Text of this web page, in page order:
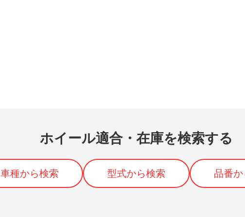
ホイール適合・在庫を検索する
車種から検索 型式から検索 品番